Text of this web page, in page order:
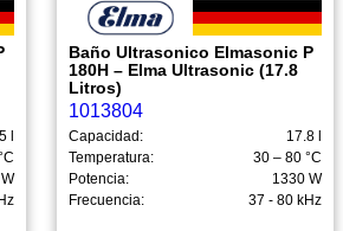
l
Baño Ultrasonico Elmasonic P
180H – Elma Ultrasonic (17.8
Litros)
1013804
Capacidad:
17.8 l
Temperatura:
30 – 80 °C
Potencia:
1330 W
Frecuencia:
37 - 80 kHz